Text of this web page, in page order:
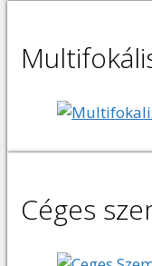
Céges